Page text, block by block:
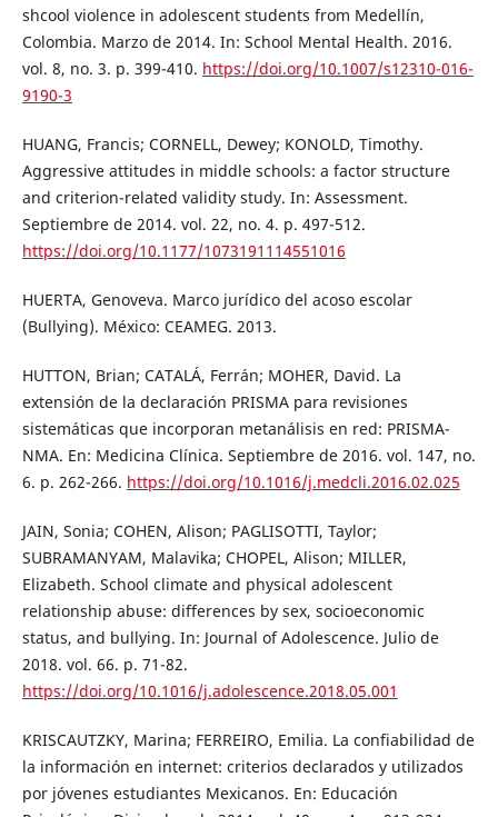
shcool violence in adolescent students from Medellín,
Colombia. Marzo de 2014. In: School Mental Health. 2016.
vol. 8, no. 3. p. 399-410. https://doi.org/10.1007/s12310-016-
9190-3
HUANG, Francis; CORNELL, Dewey; KONOLD, Timothy.
Aggressive attitudes in middle schools: a factor structure
and criterion-related validity study. In: Assessment.
Septiembre de 2014. vol. 22, no. 4. p. 497-512.
https://doi.org/10.1177/1073191114551016
HUERTA, Genoveva. Marco jurídico del acoso escolar
(Bullying). México: CEAMEG. 2013.
HUTTON, Brian; CATALÁ, Ferrán; MOHER, David. La
extensión de la declaración PRISMA para revisiones
sistemáticas que incorporan metanálisis en red: PRISMA-
NMA. En: Medicina Clínica. Septiembre de 2016. vol. 147, no.
6. p. 262-266. https://doi.org/10.1016/j.medcli.2016.02.025
JAIN, Sonia; COHEN, Alison; PAGLISOTTI, Taylor;
SUBRAMANYAM, Malavika; CHOPEL, Alison; MILLER,
Elizabeth. School climate and physical adolescent
relationship abuse: differences by sex, socioeconomic
status, and bullying. In: Journal of Adolescence. Julio de
2018. vol. 66. p. 71-82.
https://doi.org/10.1016/j.adolescence.2018.05.001
KRISCAUTZKY, Marina; FERREIRO, Emilia. La confiabilidad de
la información en internet: criterios declarados y utilizados
por jóvenes estudiantes Mexicanos. En: Educación